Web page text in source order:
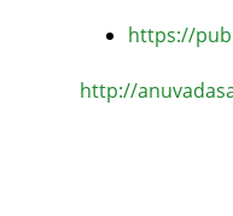
https://
http://